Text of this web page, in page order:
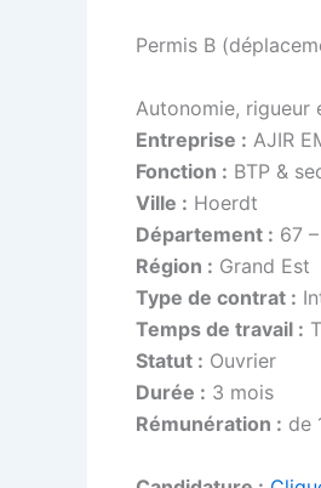
Permis B
Autonomie, rigueur
Entreprise : AJIR
Fonction : BTP &
Ville : Hoerdt
Département : 67
Région : Grand Est
Type de contrat :
Temps de travail :
Statut : Ouvrier
Durée : 3 mois
Rémunération : de